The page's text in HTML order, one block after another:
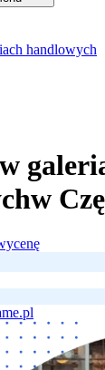
handlowych
w